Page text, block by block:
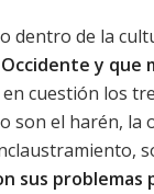
dentro de la
y que
cuestión los
el harén, la
sus